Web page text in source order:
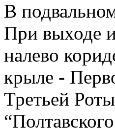
В
При выходе
налево
крыле -
Третьей